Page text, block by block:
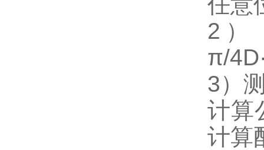
2）
π/
3）
计算
计算